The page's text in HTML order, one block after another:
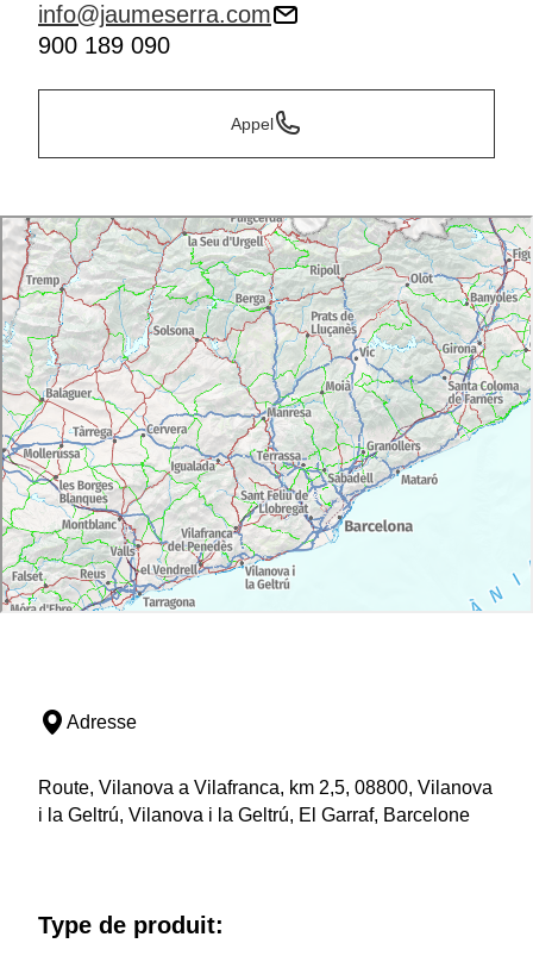
info@jaumeserra.com
900 189 090
Appel
Adresse
Route, Vilanova a Vilafranca, km 2,5, 08800, Vilanova
i la Geltrú, Vilanova i la Geltrú, El Garraf, Barcelone
Type de produit: